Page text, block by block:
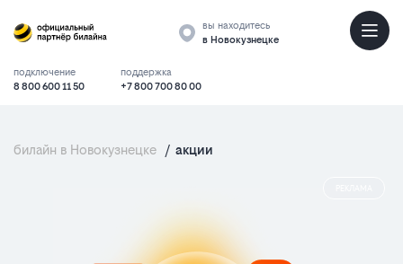
вы находитесь
в Новокузнецке
подключение
8 800 600 11 50
поддержка
+7 800 700 80 00
билайн в Новокузнецке / акции